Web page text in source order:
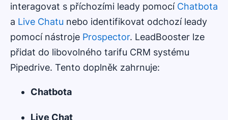
interagovat s příchozími leady pomocí Chatbota
a Live Chatu nebo identifikovat odchozí leady
pomocí nástroje Prospector. LeadBooster lze
přidat do libovolného tarifu CRM systému
Pipedrive. Tento doplněk zahrnuje:
Chatbota
Live Chat